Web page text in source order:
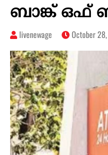
ബാങ്ക് ഒഫ്
livenewage October